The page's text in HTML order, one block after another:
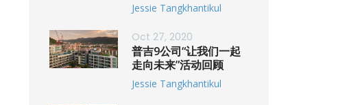
Jessie Tangkhantikul
Oct 27, 2020
普吉9公司“让我们一起
走向未来”活动回顾
Jessie Tangkhantikul